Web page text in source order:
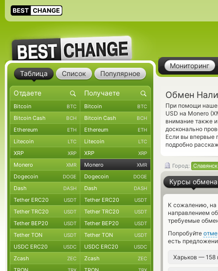
Мониторинг
Обмен
При помощи
USD на Monero
внимание также
досконально
Если вы впервые
подробно
Город: Славянск
Курсы обмена
К сожалению, на
направлением
требуемые
Попробуйте
есть
Харьков —
Таблица Список Популярное
Bitcoin BTC Bitcoin BTC
Bitcoin Cash BCH Bitcoin Cash BCH
Ethereum ETH Ethereum ETH
Litecoin LTC Litecoin LTC
XRP XRP XRP XRP
Monero XMR Monero XMR
Dogecoin DOGE Dogecoin DOGE
Dash DASH Dash DASH
Tether ERC20 USDT Tether ERC20 USDT
Tether TRC20 USDT Tether TRC20 USDT
Tether BEP20 USDT Tether BEP20 USDT
Tether TON USDT Tether TON USDT
USDC ERC20 USDC USDC ERC20 USDC
Zcash ZEC Zcash ZEC